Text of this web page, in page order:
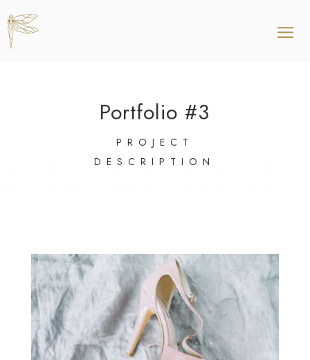
Portfolio #3
PROJECT
DESCRIPTION